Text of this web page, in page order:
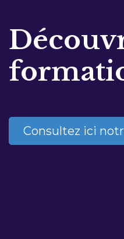
Consultez ici